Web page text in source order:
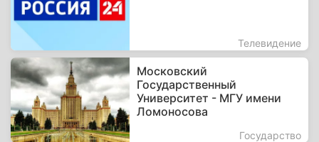
Телевидение
Московский
Государственный
Университет - МГУ имени
Ломоносова
Государство